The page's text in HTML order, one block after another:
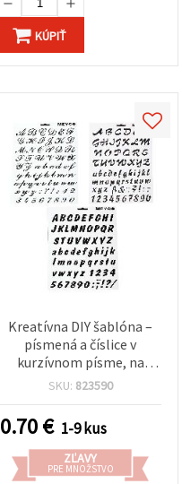
KÚPIŤ
Kreatívna DIY šablóna –
písmená a číslice v
kurzívnom písme, na
vyrezávanie a kreslenie,
SKU: 823590
0.70€ 1-9 kus
ZĽAVY
PRE MNOŽSTVO